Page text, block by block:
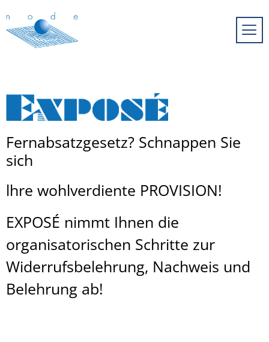
Fernabsatzgesetz? Schnappen Sie
sich
lhre wohlverdiente PROVISION!
EXPOSÉ nimmt Ihnen die
organisatorischen Schritte zur
Widerrufsbelehrung, Nachweis und
Belehrung ab!